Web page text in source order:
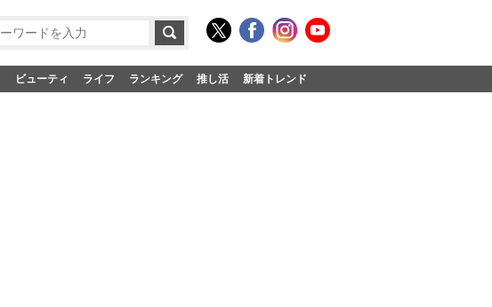
ビューティ ライフ ランキング 推し活 新着トレンド